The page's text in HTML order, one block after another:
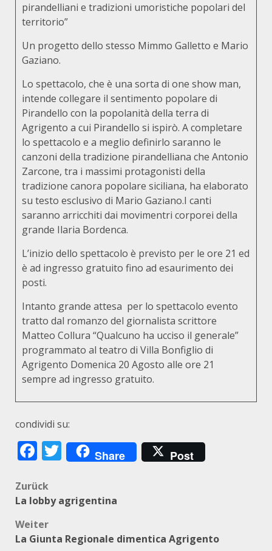
pirandelliani e tradizioni umoristiche popolari del
territorio”
Un progetto dello stesso Mimmo Galletto e Mario
Gaziano.
Lo spettacolo, che è una sorta di one show man,
intende collegare il sentimento popolare di
Pirandello con la popolanità della terra di
Agrigento a cui Pirandello si ispirò. A completare
lo spettacolo e a meglio definirlo saranno le
canzoni della tradizione pirandelliana che Antonio
Zarcone, tra i massimi protagonisti della
tradizione canora popolare siciliana, ha elaborato
su testo esclusivo di Mario Gaziano.I canti
saranno arricchiti dai movimentri corporei della
grande Ilaria Bordenca.
L’inizio dello spettacolo è previsto per le ore 21 ed
è ad ingresso gratuito fino ad esaurimento dei
posti.
Intanto grande attesa per lo spettacolo evento
tratto dal romanzo del giornalista scrittore
Matteo Collura “Qualcuno ha ucciso il generale”
programmato al teatro di Villa Bonfiglio di
Agrigento Domenica 20 Agosto alle ore 21
sempre ad ingresso gratuito.
condividi su:
Facebook
Twitter
Share Post
Beitragsnavigation
Zurück
La lobby agrigentina
Weiter
La Giunta Regionale dimentica Agrigento